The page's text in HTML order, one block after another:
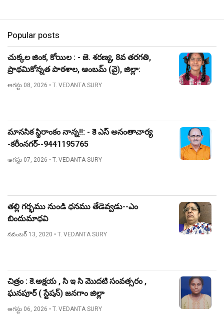
Popular posts
చుక్కల జింక, కోయిల : - జె. శరణ్య, 8వ తరగతి,
ప్రాథమికోన్నత పాఠశాల, ఆంబమ్ (వై), జిల్లా:
నిజామాబాద్.
ఆగస్టు 08, 2026 • T. VEDANTA SURY
మానసిక స్థిరాంకం నాన్న!!: - కె ఎస్ అనంతాచార్య
-కరీంనగర్--9441195765
ఆగస్టు 07, 2026 • T. VEDANTA SURY
తల్లి గర్భము నుండి ధనము తేడెవ్వడు--ఎం
బిందుమాధవి
నవంబర్ 13, 2020 • T. VEDANTA SURY
చిత్రం : కె.అక్షయ , సి ఇ సి మొదటి సంవత్సరం ,
ఘనపూర్ ( స్టేషన్) జనగాం జిల్లా
ఆగస్టు 06, 2026 • T. VEDANTA SURY